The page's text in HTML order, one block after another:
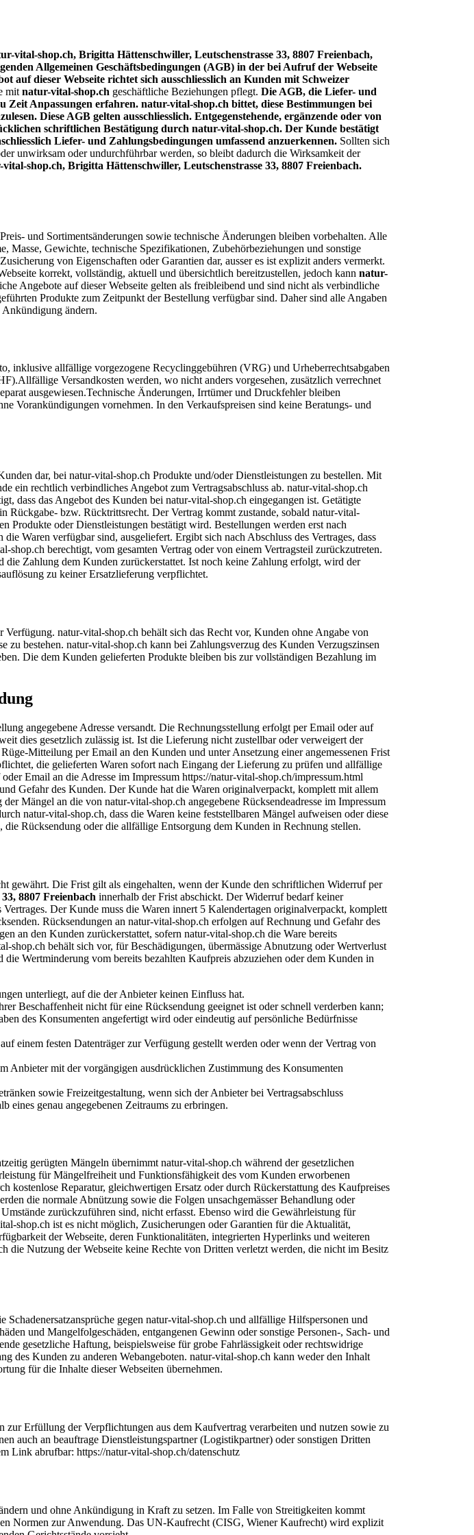
vital-shop.ch, Brigitta Hättenschwiller, Leutschenstrasse 33, 8807 Freienbach,
Allgemeinen Geschäftsbedingungen (AGB) in der bei Aufruf der Webseite
auf dieser Webseite richtet sich ausschliesslich an Kunden mit Schweizer
mit natur-vital-shop.ch geschäftliche Beziehungen pflegt. Die AGB, die Liefer- und
Anpassungen erfahren. natur-vital-shop.ch bittet, diese Bestimmungen bei
Diese AGB gelten ausschliesslich. Entgegenstehende, ergänzende oder von
schriftlichen Bestätigung durch natur-vital-shop.ch. Der Kunde bestätigt
Liefer- und Zahlungsbedingungen umfassend anzuerkennen. Sollten sich
unwirksam oder undurchführbar werden, so bleibt dadurch die Wirksamkeit der
shop.ch, Brigitta Hättenschwiller, Leutschenstrasse 33, 8807 Freienbach.
und Sortimentsänderungen sowie technische Änderungen bleiben vorbehalten. Alle
Gewichte, technische Spezifikationen, Zubehörbeziehungen und sonstige
von Eigenschaften oder Garantien dar, ausser es ist explizit anders vermerkt.
korrekt, vollständig, aktuell und übersichtlich bereitzustellen, jedoch kann natur-
Angebote auf dieser Webseite gelten als freibleibend und sind nicht als verbindliche
Produkte zum Zeitpunkt der Bestellung verfügbar sind. Daher sind alle Angaben
ändern.
inklusive allfällige vorgezogene Recyclinggebühren (VRG) und Urheberrechtsabgaben
Versandkosten werden, wo nicht anders vorgesehen, zusätzlich verrechnet
ausgewiesen.Technische Änderungen, Irrtümer und Druckfehler bleiben
Vorankündigungen vornehmen. In den Verkaufspreisen sind keine Beratungs- und
dar, bei natur-vital-shop.ch Produkte und/oder Dienstleistungen zu bestellen. Mit
ein rechtlich verbindliches Angebot zum Vertragsabschluss ab. natur-vital-shop.ch
dass das Angebot des Kunden bei natur-vital-shop.ch eingegangen ist. Getätigte
bzw. Rücktrittsrecht. Der Vertrag kommt zustande, sobald natur-vital-
Produkte oder Dienstleistungen bestätigt wird. Bestellungen werden erst nach
Waren verfügbar sind, ausgeliefert. Ergibt sich nach Abschluss des Vertrages, dass
berechtigt, vom gesamten Vertrag oder von einem Vertragsteil zurückzutreten.
Zahlung dem Kunden zurückerstattet. Ist noch keine Zahlung erfolgt, wird der
zu keiner Ersatzlieferung verpflichtet.
natur-vital-shop.ch behält sich das Recht vor, Kunden ohne Angabe von
bestehen. natur-vital-shop.ch kann bei Zahlungsverzug des Kunden Verzugszinsen
Die dem Kunden gelieferten Produkte bleiben bis zur vollständigen Bezahlung im
angegebene Adresse versandt. Die Rechnungsstellung erfolgt per Email oder auf
dies gesetzlich zulässig ist. Ist die Lieferung nicht zustellbar oder verweigert der
Mitteilung per Email an den Kunden und unter Ansetzung einer angemessenen Frist
die gelieferten Waren sofort nach Eingang der Lieferung zu prüfen und allfällige
Email an die Adresse im Impressum https://natur-vital-shop.ch/impressum.html
Gefahr des Kunden. Der Kunde hat die Waren originalverpackt, komplett mit allem
Mängel an die von natur-vital-shop.ch angegebene Rücksendeadresse im Impressum
natur-vital-shop.ch, dass die Waren keine feststellbaren Mängel aufweisen oder diese
Rücksendung oder die allfällige Entsorgung dem Kunden in Rechnung stellen.
gewährt. Die Frist gilt als eingehalten, wenn der Kunde den schriftlichen Widerruf per
8807 Freienbach innerhalb der Frist abschickt. Der Widerruf bedarf keiner
Der Kunde muss die Waren innert 5 Kalendertagen originalverpackt, komplett
Rücksendungen an natur-vital-shop.ch erfolgen auf Rechnung und Gefahr des
an den Kunden zurückerstattet, sofern natur-vital-shop.ch die Ware bereits
shop.ch behält sich vor, für Beschädigungen, übermässige Abnutzung oder Wertverlust
Wertminderung vom bereits bezahlten Kaufpreis abzuziehen oder dem Kunden in
unterliegt, auf die der Anbieter keinen Einfluss hat.
Beschaffenheit nicht für eine Rücksendung geeignet ist oder schnell verderben kann;
des Konsumenten angefertigt wird oder eindeutig auf persönliche Bedürfnisse
einem festen Datenträger zur Verfügung gestellt werden oder wenn der Vertrag von
Anbieter mit der vorgängigen ausdrücklichen Zustimmung des Konsumenten
sowie Freizeitgestaltung, wenn sich der Anbieter bei Vertragsabschluss
eines genau angegebenen Zeitraums zu erbringen.
gerügten Mängeln übernimmt natur-vital-shop.ch während der gesetzlichen
für Mängelfreiheit und Funktionsfähigkeit des vom Kunden erworbenen
kostenlose Reparatur, gleichwertigen Ersatz oder durch Rückerstattung des Kaufpreises
die normale Abnützung sowie die Folgen unsachgemässer Behandlung oder
zurückzuführen sind, nicht erfasst. Ebenso wird die Gewährleistung für
shop.ch ist es nicht möglich, Zusicherungen oder Garantien für die Aktualität,
der Webseite, deren Funktionalitäten, integrierten Hyperlinks und weiteren
die Nutzung der Webseite keine Rechte von Dritten verletzt werden, die nicht im Besitz
gegen natur-vital-shop.ch und allfällige Hilfspersonen und
und Mangelfolgeschäden, entgangenen Gewinn oder sonstige Personen-, Sach- und
gesetzliche Haftung, beispielsweise für grobe Fahrlässigkeit oder rechtswidrige
des Kunden zu anderen Webangeboten. natur-vital-shop.ch kann weder den Inhalt
für die Inhalte dieser Webseiten übernehmen.
zur Erfüllung der Verpflichtungen aus dem Kaufvertrag verarbeiten und nutzen sowie zu
auch an beauftrage Dienstleistungspartner (Logistikpartner) oder sonstigen Dritten
Link abrufbar: https://natur-vital-shop.ch/datenschutz
und ohne Ankündigung in Kraft zu setzen. Im Falle von Streitigkeiten kommt
Normen zur Anwendung. Das UN-Kaufrecht (CISG, Wiener Kaufrecht) wird explizit